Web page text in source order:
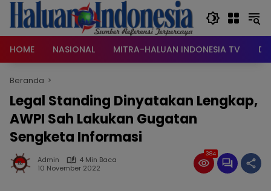
Langsung
konten
HOME
NASIONAL MITRA-HALUAN INDONESIA TV
Beranda
Legal Standing Dinyatakan Lengkap,
AWPI Sah Lakukan Gugatan
Sengketa Informasi
Admin
4 Min Baca
10 November 2022
384